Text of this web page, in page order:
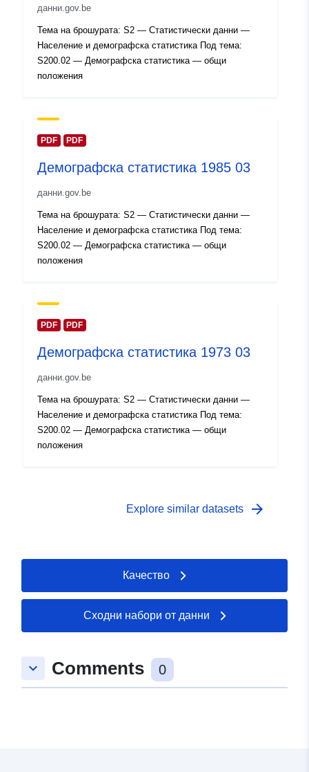
Каталожен
запис:
Добавено към data.europa.eu:
February 2024
Пространствени
] ]
Идентификатор
и:
Q12659#ID
Права за
достъп:
Времеви
обхват:
- 31 December 1972
данни.gov.be
Тема на брошурата: S2 — Статистически данни —
Население и демографска статистика Под тема:
S200.02 — Демографска статистика — общи
положения
PDF PDF
Демографска статистика 1985 03
данни.gov.be
Тема на брошурата: S2 — Статистически данни —
Население и демографска статистика Под тема:
S200.02 — Демографска статистика — общи
положения
PDF PDF
Демографска статистика 1973 03
данни.gov.be
Тема на брошурата: S2 — Статистически данни —
Население и демографска статистика Под тема:
S200.02 — Демографска статистика — общи
положения
Explore similar datasets arrow_forward
Качество
Сходни набори от данни
keyboard_arrow_down Comments 0